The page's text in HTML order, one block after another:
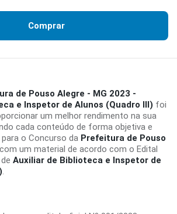
Comprar
de Pouso Alegre - MG 2023 -
e Inspetor de Alunos (Quadro III) foi
um melhor rendimento na sua
cada conteúdo de forma objetiva e
o Concurso da Prefeitura de Pouso
com um material de acordo com o Edital
Auxiliar de Biblioteca e Inspetor de
.